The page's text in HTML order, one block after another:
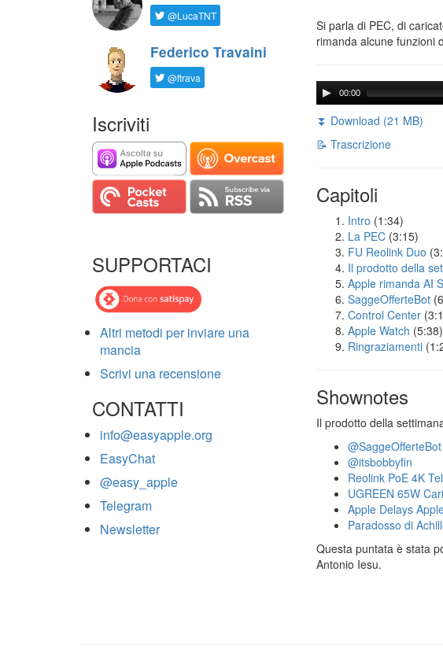
@LucaTNT
Federico Travaini
@ftrava
Iscriviti
SUPPORTACI
Altri metodi per inviare una
mancia
Scrivi una recensione
CONTATTI
info@easyapple.org
EasyChat
@easy_apple
Telegram
Newsletter
Si parla di PEC, di
rimanda alcune funzioni
00:00
⏬ Download (21 MB)
📝 Trascrizione
Capitoli
Intro (1:34)
La PEC (3:15)
FU Reolink Duo
Il prodotto della
Apple rimanda AI
SaggeOfferteBot
Control Center
Apple Watch (5:38)
Ringraziamenti
Shownotes
Il prodotto della
@SaggeOfferteBot
@itsbobbyfin
Reolink PoE 4K
UGREEN 65W
Apple Delays
Paradosso di
Questa puntata è stata
Antonio Iesu.